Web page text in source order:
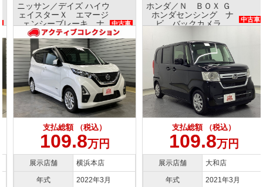
ニッサン／デイズ ハイウ
ェイスターＸ エマージ
ェンシーブレーキ ナ
ビ アラウンドビューモ
ニター インテリキー
中古車
支払総額 （税込）
109.8万円
展示店舗 横浜本店
年式 2022年3月
ホンダ／Ｎ ＢＯＸ Ｇ
ホンダセンシング ナ
ビ バックカメラ
中古車
支払総額 （税込）
109.8万円
展示店舗 大和店
年式 2021年3月